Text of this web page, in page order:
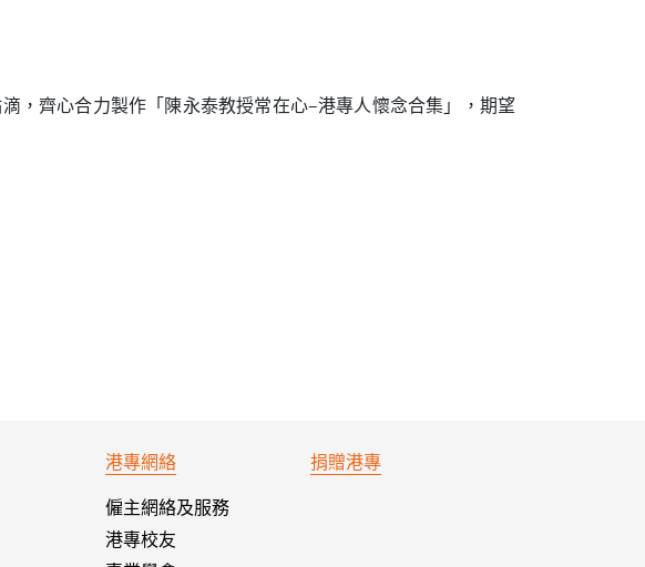
，齊心合力製作「陳永泰教授常在心–港專人懷念合集」，期望
港專網絡
僱主網絡及服務
港專校友
捐贈港專